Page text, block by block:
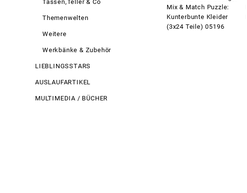
Tassen,Teller & Co
Themenwelten
Weitere
Werkbänke & Zubehör
LIEBLINGSSTARS
AUSLAUFARTIKEL
MULTIMEDIA / BÜCHER
Mix & Match Puzzle:
Kunterbunte Kleider
(3x24 Teile) 05196